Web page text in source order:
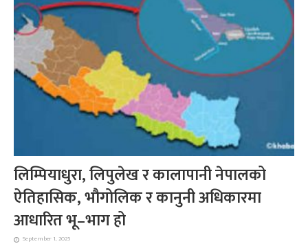
लिम्पियाधुरा, लिपुलेख र कालापानी नेपालको
ऐतिहासिक, भौगोलिक र कानुनी अधिकारमा
आधारित भू–भाग हो
September 1, 2025